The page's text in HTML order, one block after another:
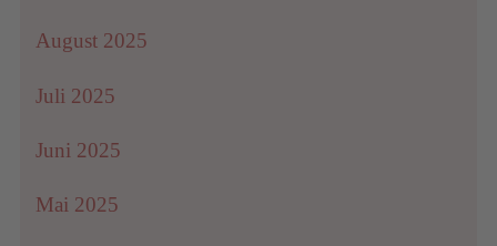
August 2025
Juli 2025
Juni 2025
Mai 2025